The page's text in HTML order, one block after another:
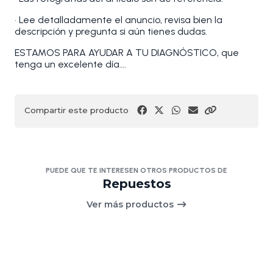
• Lee detalladamente el anuncio, revisa bien la
descripción y pregunta si aún tienes dudas.
ESTAMOS PARA AYUDAR A TU DIAGNÓSTICO, que
tenga un excelente día….
Compartir este producto
PUEDE QUE TE INTERESEN OTROS PRODUCTOS DE
Repuestos
Ver más productos